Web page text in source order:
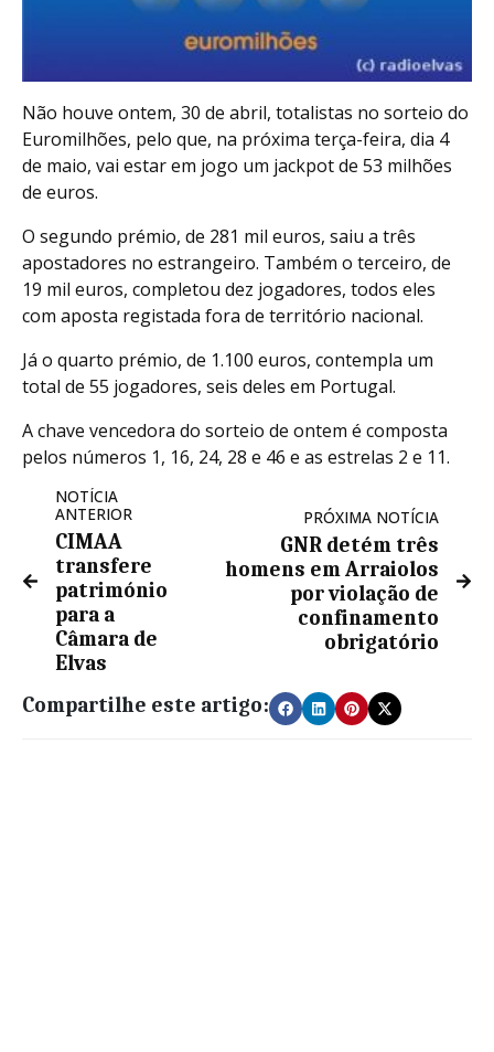
Não houve ontem, 30 de abril, totalistas no sorteio do
Euromilhões, pelo que, na próxima terça-feira, dia 4
de maio, vai estar em jogo um jackpot de 53 milhões
de euros.
O segundo prémio, de 281 mil euros, saiu a três
apostadores no estrangeiro. Também o terceiro, de
19 mil euros, completou dez jogadores, todos eles
com aposta registada fora de território nacional.
Já o quarto prémio, de 1.100 euros, contempla um
total de 55 jogadores, seis deles em Portugal.
A chave vencedora do sorteio de ontem é composta
pelos números 1, 16, 24, 28 e 46 e as estrelas 2 e 11.
NOTÍCIA
ANTERIOR
CIMAA
transfere
património
para a
Câmara de
Elvas
PRÓXIMA NOTÍCIA
GNR detém três
homens em Arraiolos
por violação de
confinamento
obrigatório
Compartilhe este artigo: